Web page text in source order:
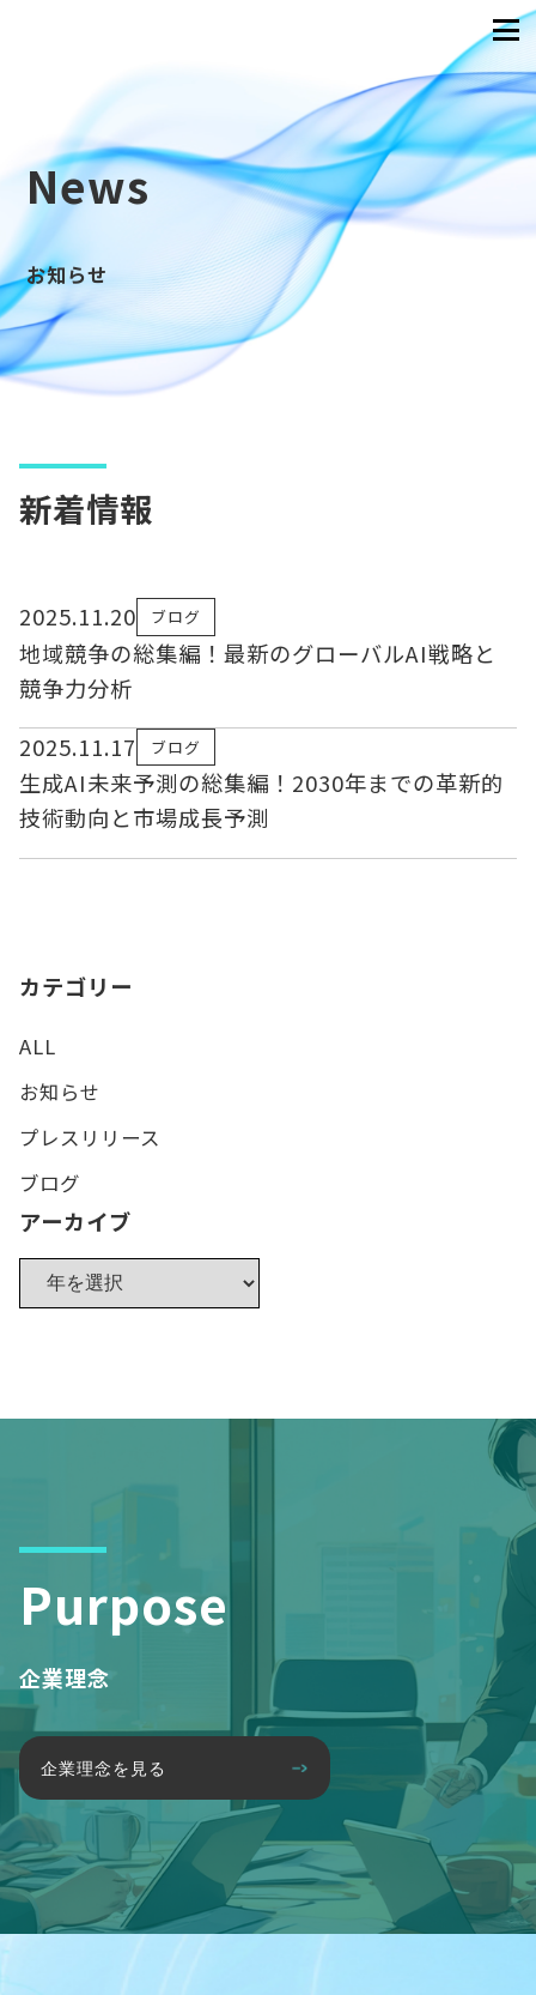
News
お知らせ
新着情報
2025.11.20 ブログ
地域競争の総集編！最新のグローバルAI戦略と
競争力分析
2025.11.17
ブログ
生成AI未来予測の総集編！2030年までの革新的
技術動向と市場成長予測
カテゴリー
ALL
お知らせ
プレスリリース
ブログ
アーカイブ
Purpose
企業理念
企業理念を見る